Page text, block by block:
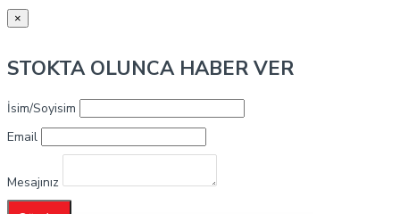
×
STOKTA OLUNCA HABER VER
İsim/Soyisim
Email
Mesajınız